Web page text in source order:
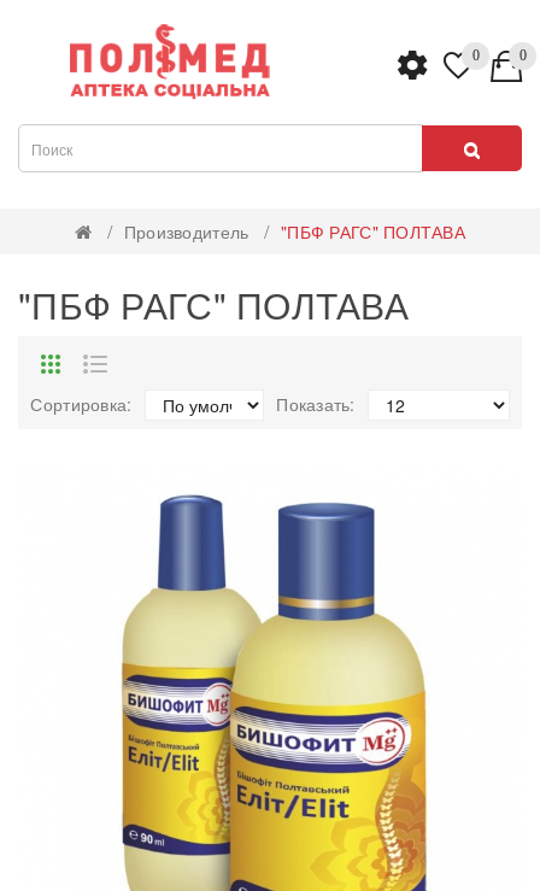
0 0
Производитель "ПБФ РАГС" ПОЛТАВА
"ПБФ РАГС" ПОЛТАВА
Сортировка: Показать: